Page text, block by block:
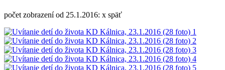
počet zobrazení od 25.1.2016: x späť